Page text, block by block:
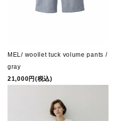
MEL/ woollet tuck volume pants /
gray
21,000円(税込)